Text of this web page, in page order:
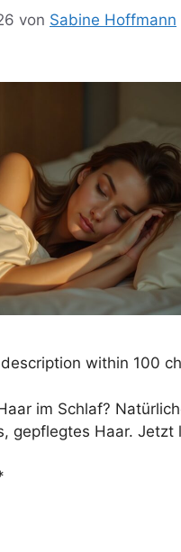
von Sabine Hoffmann
description within 100
im Schlaf?
gepflegtes Haar. Jetzt